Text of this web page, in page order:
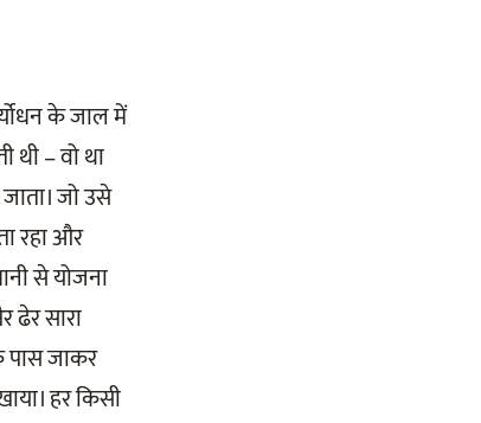
के जाल में
थी – वो था
जो उसे
रहा और
से योजना
ढेर सारा
पास जाकर
हर किसी